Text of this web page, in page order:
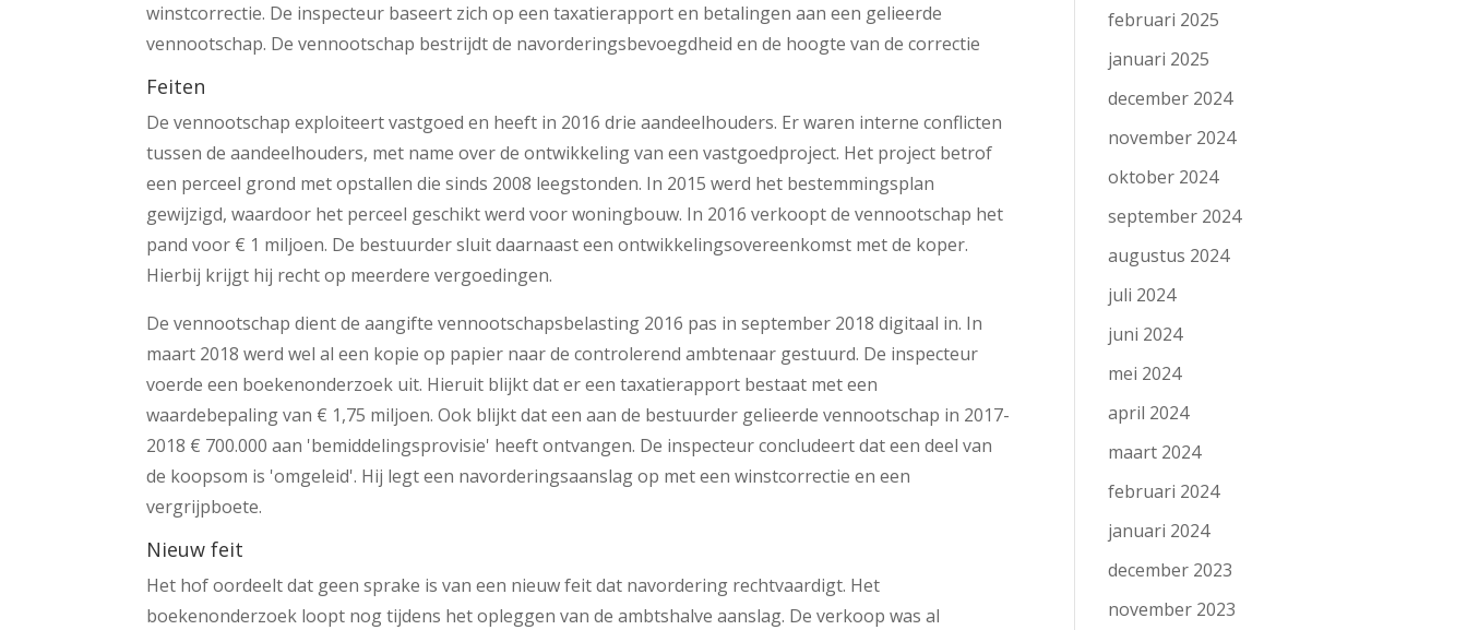
winstcorrectie. De inspecteur baseert zich op een taxatierapport en betalingen aan een gelieerde
vennootschap. De vennootschap bestrijdt de navorderingsbevoegdheid en de hoogte van de correctie
Feiten
De vennootschap exploiteert vastgoed en heeft in 2016 drie aandeelhouders. Er waren interne conflicten
tussen de aandeelhouders, met name over de ontwikkeling van een vastgoedproject. Het project betrof
een perceel grond met opstallen die sinds 2008 leegstonden. In 2015 werd het bestemmingsplan
gewijzigd, waardoor het perceel geschikt werd voor woningbouw. In 2016 verkoopt de vennootschap het
pand voor € 1 miljoen. De bestuurder sluit daarnaast een ontwikkelingsovereenkomst met de koper.
Hierbij krijgt hij recht op meerdere vergoedingen.
De vennootschap dient de aangifte vennootschapsbelasting 2016 pas in september 2018 digitaal in. In
maart 2018 werd wel al een kopie op papier naar de controlerend ambtenaar gestuurd. De inspecteur
voerde een boekenonderzoek uit. Hieruit blijkt dat er een taxatierapport bestaat met een
waardebepaling van € 1,75 miljoen. Ook blijkt dat een aan de bestuurder gelieerde vennootschap in 2017-
2018 € 700.000 aan 'bemiddelingsprovisie' heeft ontvangen. De inspecteur concludeert dat een deel van
de koopsom is 'omgeleid'. Hij legt een navorderingsaanslag op met een winstcorrectie en een
vergrijpboete.
Nieuw feit
Het hof oordeelt dat geen sprake is van een nieuw feit dat navordering rechtvaardigt. Het
boekenonderzoek loopt nog tijdens het opleggen van de ambtshalve aanslag. De verkoop was al
februari 2025
januari 2025
december 2024
november 2024
oktober 2024
september 2024
augustus 2024
juli 2024
juni 2024
mei 2024
april 2024
maart 2024
februari 2024
januari 2024
december 2023
november 2023